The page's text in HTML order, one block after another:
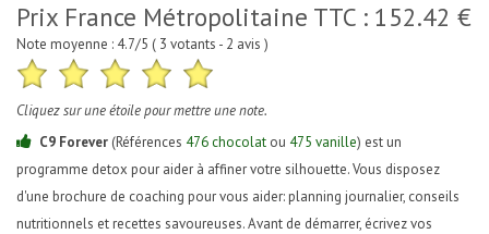
Prix France Métropolitaine TTC : 152.42 €
Note moyenne : 4.7/5 ( 3 votants - 2 avis )
Cliquez sur une étoile pour mettre une note.
C9 Forever (Références 476 chocolat ou 475 vanille) est un
programme detox pour aider à affiner votre silhouette. Vous disposez
d'une brochure de coaching pour vous aider: planning journalier, conseils
nutritionnels et recettes savoureuses. Avant de démarrer, écrivez vos